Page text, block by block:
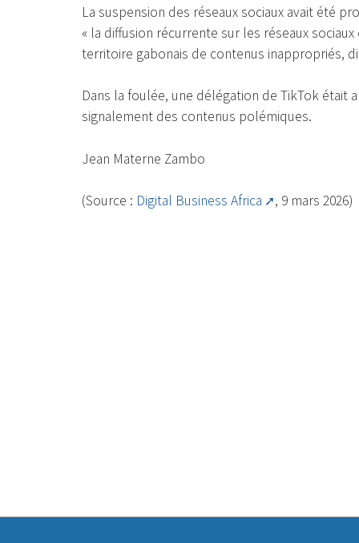
La suspension des réseaux sociaux avait été
« la diffusion récurrente sur les réseaux
territoire gabonais de contenus inappropriés,
Dans la foulée, une délégation de TikTok était
signalement des contenus polémiques.
Jean Materne Zambo
(Source : Digital Business Africa , 9 mars 2026)